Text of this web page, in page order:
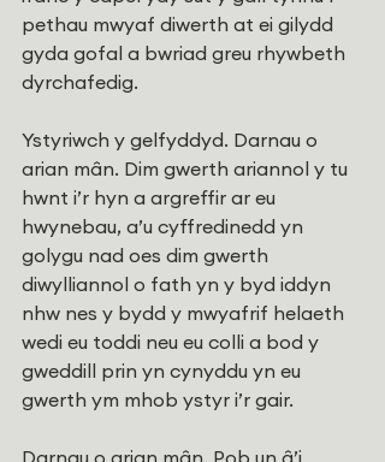
pethau mwyaf diwerth at ei gilydd
gyda gofal a bwriad greu rhywbeth
dyrchafedig.
Ystyriwch y gelfyddyd. Darnau o
arian mân. Dim gwerth ariannol y tu
hwnt i’r hyn a argreffir ar eu
hwynebau, a’u cyffredinedd yn
golygu nad oes dim gwerth
diwylliannol o fath yn y byd iddyn
nhw nes y bydd y mwyafrif helaeth
wedi eu toddi neu eu colli a bod y
gweddill prin yn cynyddu yn eu
gwerth ym mhob ystyr i’r gair.
Darnau o arian mân. Pob un â’i